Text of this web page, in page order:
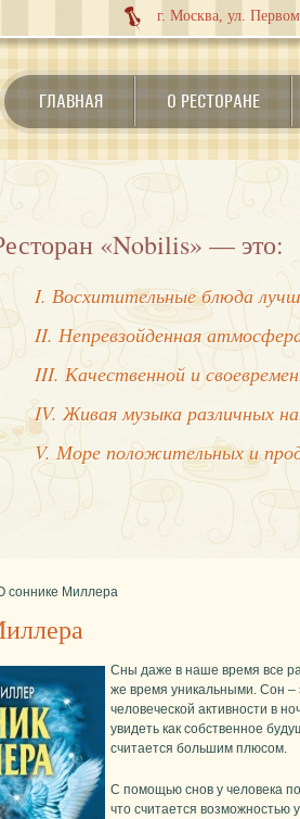
г. Москва, ул.
ГЛАВНАЯ О РЕСТОРАНЕ
«Nobilis» — это:
I. Восхитительные блюда
II. Непревзойденная
III. Качественной и
IV. Живая музыка различных
V. Море положительных и
соннике Миллера
Сны даже в наше время все
же время уникальными. Сон –
человеческой активности в
увидеть как собственное
считается большим плюсом.
С помощью снов у человека
что считается возможностью